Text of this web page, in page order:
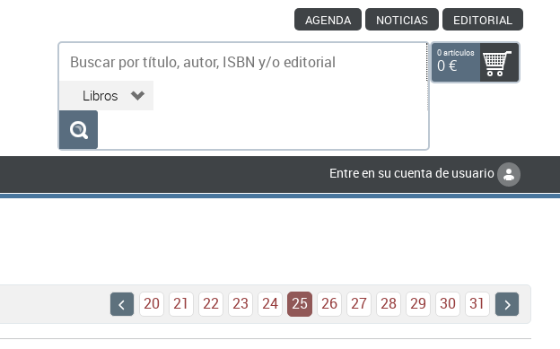
AGENDA NOTICIAS EDITORIAL
0 artículos
0 €
Entre en su cuenta de usuario
20 21 22 23 24 25 26 27 28 29 30 31